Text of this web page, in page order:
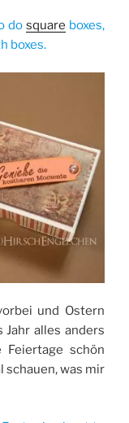
dosquare boxes,
boxes.
und Ostern
alles anders
schön
schauen, was mir